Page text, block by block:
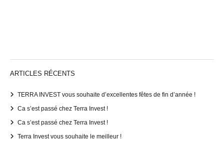
ARTICLES RÉCENTS
TERRA INVEST vous souhaite d’excellentes fêtes de fin d’année !
Ca s’est passé chez Terra Invest !
Ca s’est passé chez Terra Invest !
Terra Invest vous souhaite le meilleur !